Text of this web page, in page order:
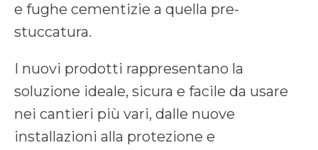
e fughe cementizie a quella pre-
stuccatura.
I nuovi prodotti rappresentano la
soluzione ideale, sicura e facile da usare
nei cantieri più vari, dalle nuove
installazioni alla protezione e